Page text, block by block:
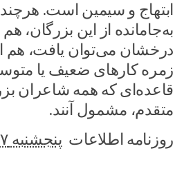
ابتهاج و سیمین است.
به‌جا‌مانده از این بزرگان،
درخشان می‌توان یافت، هم
زمره‌ کارهای ضعیف یا
قاعده‌ای که همه‌ شاعران
متقدم، مشمول آنند.
روزنامه اطلاعات پنجشنبه ۲۷ مرداد ۱۴۰۱